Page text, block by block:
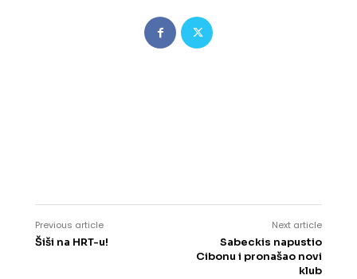
Previous article
Šiši na HRT-u!
Next article
Sabeckis napustio
Cibonu i pronašao novi
klub